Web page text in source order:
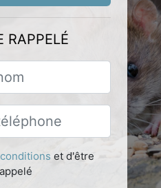
RAPPELÉ
conditions et d'être